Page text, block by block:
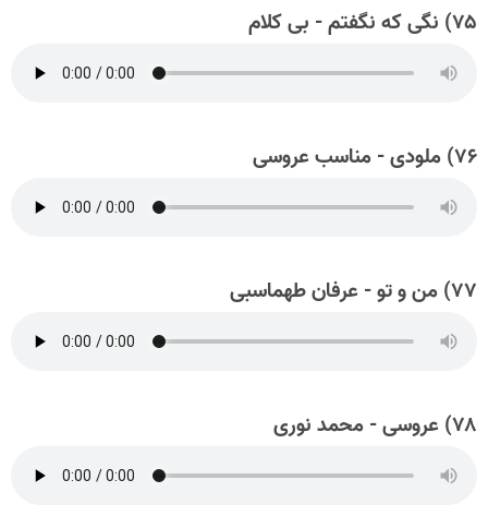
۷۵) نگی که نگفتم - بی کلام
۷۶) ملودی - مناسب عروسی
۷۷) من و تو - عرفان طهماسبی
۷۸) عروسی - محمد نوری